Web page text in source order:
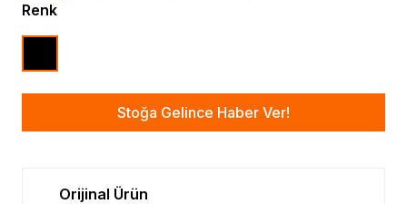
Renk
Stoğa Gelince Haber Ver!
Orijinal Ürün